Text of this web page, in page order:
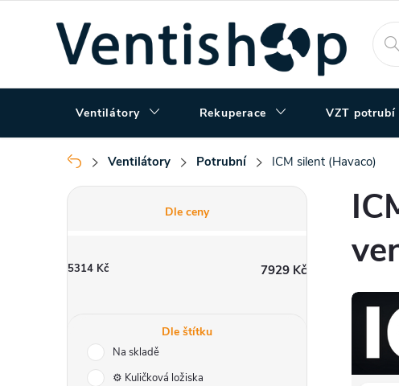
Ventilátory Rekuperace VZT potrubí
Domů
Ventilátory Potrubní ICM silent (Havaco)
P
s
Dle ceny
5314 Kč 7929 Kč
Dle štítku
Na skladě
⚙️ Kuličková ložiska